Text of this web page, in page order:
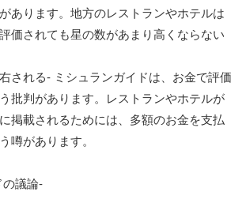
あります。地方のレストランやホテルは
価されても星の数があまり高くならない
される- ミシュランガイドは、お金で評価
批判があります。レストランやホテルが
掲載されるためには、多額のお金を支払
噂があります。
の議論-